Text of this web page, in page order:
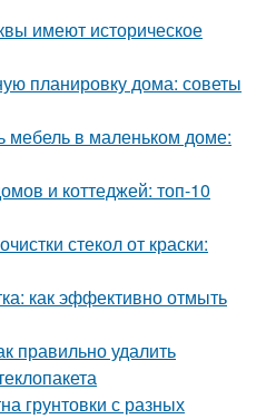
имеют историческое
планировку дома: советы
мебель в маленьком доме:
и коттеджей: топ-10
стекол от краски:
как эффективно отмыть
правильно удалить
грунтовки с разных